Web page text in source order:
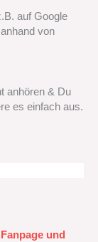
auf Google
von
anhören & Du
es einfach aus.
und